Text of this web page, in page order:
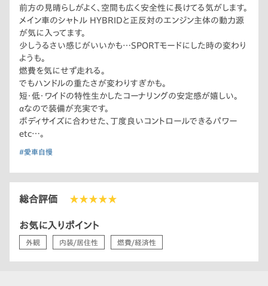
前方の見晴らしがよく、空間も広く安全性に長けてる気がします。
メイン車のシャトル HYBRIDと正反対のエンジン主体の動力源
が気に入ってます。
少しうるさい感じがいいかも…SPORTモードにした時の変わり
ようも。
燃費を気にせず走れる。
でもハンドルの重たさが変わりすぎかも。
短・低・ワイドの特性生かしたコーナリングの安定感が嬉しい。
αなので装備が充実です。
ボディサイズに合わせた、丁度良いコントロールできるパワー
etc…。
#愛車自慢
総合評価 ★★★★★
お気に入りポイント
外観 内装/居住性 燃費/経済性